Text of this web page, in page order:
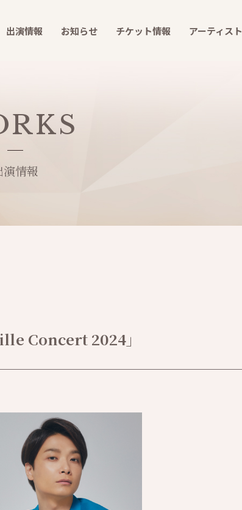
出演情報 お知らせ チケット情報 アーティスト
演情報
Concert 2024」